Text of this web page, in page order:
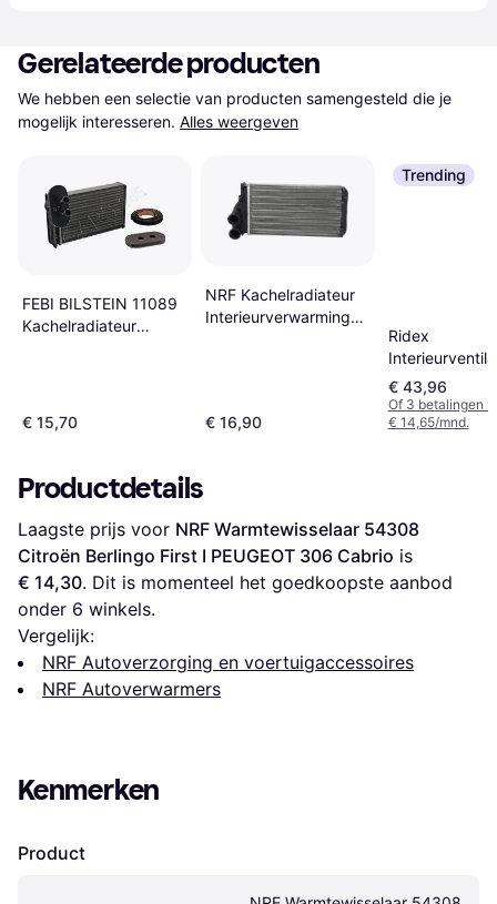
Gerelateerde producten
We hebben een selectie van producten samengesteld die je
mogelijk interesseren. Alles weergeven
FEBI BILSTEIN 11089
Kachelradiateur
€ 15,70
NRF Kachelradiateur
Interieurverwarming
€ 16,90
Trending
Ridex
Voertuigen
Links
€ 43,96
Of 3 betalingen
€ 14,65/mnd.
Productdetails
Laagste prijs voor NRF Warmtewisselaar 54308
Citroën Berlingo First I PEUGEOT 306 Cabrio
€ 14,30. Dit is momenteel het goedkoopste aanbod
onder 6 winkels.
Vergelijk:
NRF Autoverzorging en voertuigaccessoires
NRF Autoverwarmers
Kenmerken
Product